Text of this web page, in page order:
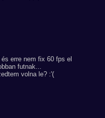
erre nem fix 60 fps el
futnak...
volna le? :'(